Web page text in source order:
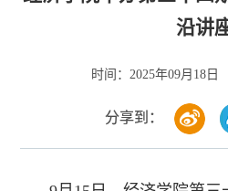
沿讲
时间： 2025年09月18日
分享到：